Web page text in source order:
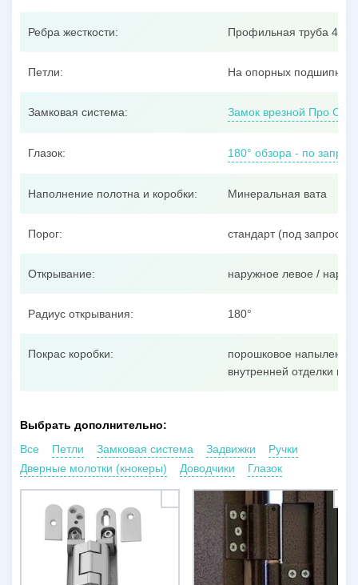
Ребра жесткости: Профильная труба
Петли: На опорных
Замковая система: Замок врезной Про Сам
Глазок: 180° обзора - по
Наполнение полотна и коробки: Минеральная вата
Порог: стандарт (под запрос –
Открывание: наружное левое /
Радиус открывания: 180°
Покрас коробки:
порошковое напыление
внутренней отделки
Выбрать дополнительно:
Все
Петли Замковая система Задвижки
Ручки
Дверные молотки (кнокеры)
Доводчики Глазок